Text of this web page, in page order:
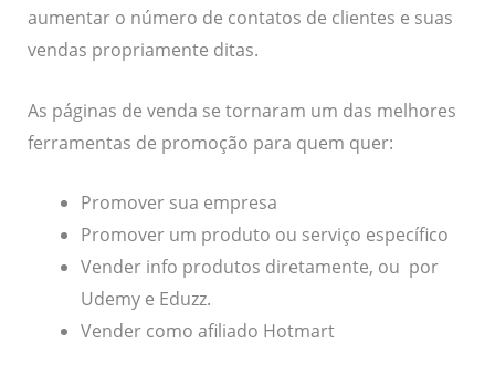
aumentar o número de contatos de clientes e suas
vendas propriamente ditas.
As páginas de venda se tornaram um das melhores
ferramentas de promoção para quem quer:
Promover sua empresa
Promover um produto ou serviço específico
Vender info produtos diretamente, ou por
Udemy e Eduzz.
Vender como afiliado Hotmart